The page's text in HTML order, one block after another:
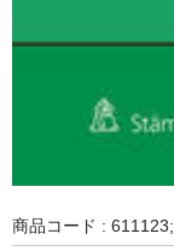
商品コード : 611123;